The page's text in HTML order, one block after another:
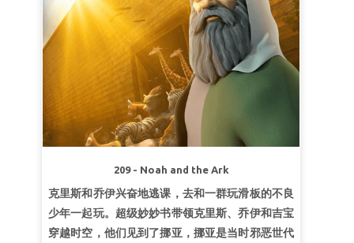
超级经文：
耶和华的使者向基甸显现，对他
说：“大能的勇士啊，耶和华与你同在！”
《士师
记》6:12（和合本）
第2课：基督里的得胜
超级真理：上帝使我得胜。
超级经文：“看哪，上帝是我的拯救；我要倚靠
祂，并不惧怕。因为主耶和华是我的力量，我的诗
第3课：靠上帝成就大事
超级真理： 因着上帝，我能成就大事。
209 - Noah and the Ark
克里斯和乔伊兴奋地逃课，去和一群玩滑板的不良
少年一起玩。超级妙妙书带领克里斯、乔伊和吉宝
穿越时空，他们见到了挪亚，挪亚是当时邪恶世代